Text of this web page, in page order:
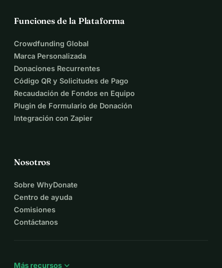
Funciones de la Plataforma
Crowdfunding Global
Marca Personalizada
Donaciones Recurrentes
Código QR y Solicitudes de Pago
Recaudación de Fondos en Equipo
Plugin de Formulario de Donación
Integración con Zapier
Nosotros
Sobre WhyDonate
Centro de ayuda
Comisiones
Contáctanos
Más recursos expand_more